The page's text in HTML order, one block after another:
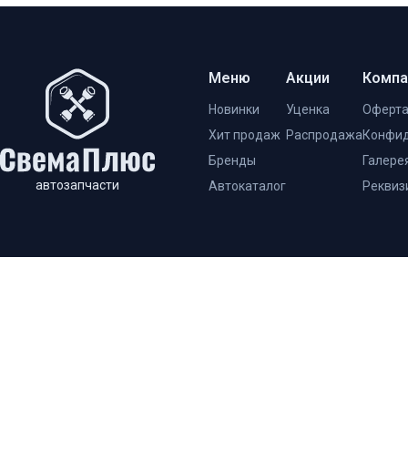
автозапчасти
Меню
Новинки
Хит продаж
Бренды
Автокаталог
Акции
Уценка
Распродажа
Оферта